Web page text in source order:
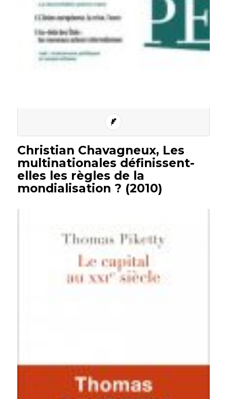
Christian Chavagneux, Les
multinationales définissent-
elles les règles de la
mondialisation ? (2010)